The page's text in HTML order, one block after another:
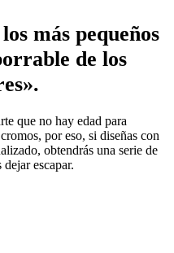
más pequeños
de los
que no hay edad para
por eso, si diseñas con
obtendrás una serie de
escapar.